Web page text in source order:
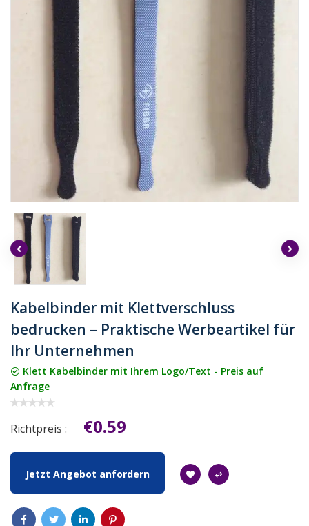
Kabelbinder mit Klettverschluss
bedrucken – Praktische Werbeartikel für
Ihr Unternehmen
Klett Kabelbinder mit Ihrem Logo/Text - Preis auf
Anfrage
Richtpreis : €0.59
Jetzt Angebot anfordern